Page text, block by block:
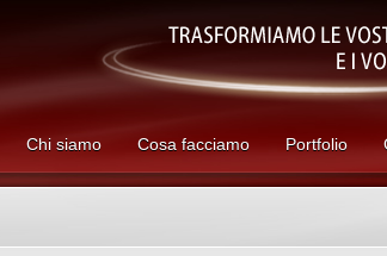
Chi siamo Cosa facciamo Portfolio